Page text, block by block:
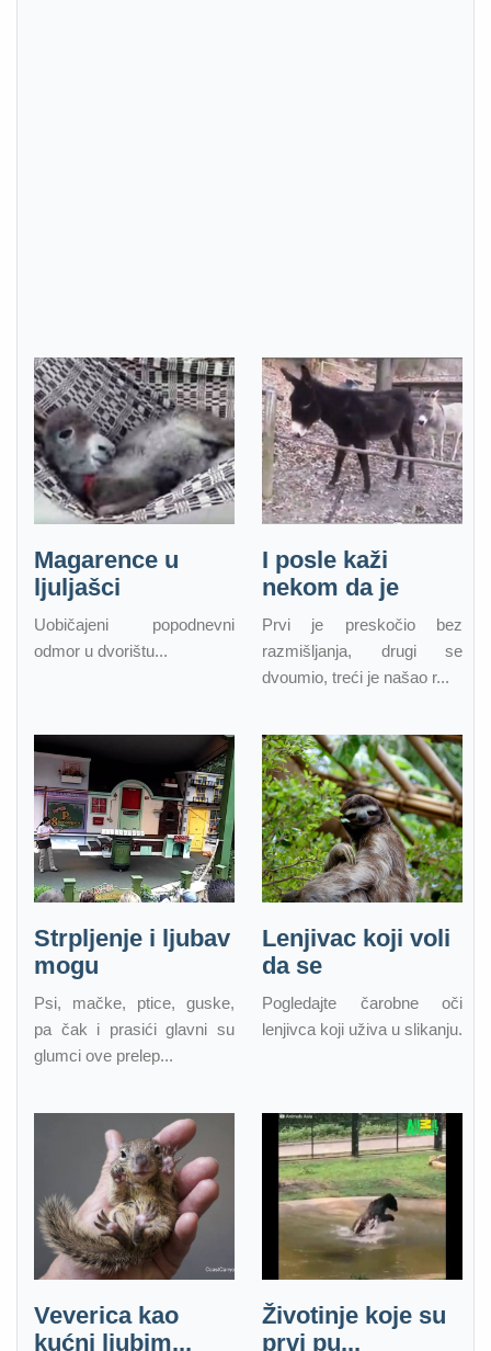
Magarence u
ljuljašci
Uobičajeni popodnevni
odmor u dvorištu...
I posle kaži
nekom da je
Prvi je preskočio bez
razmišljanja, drugi se
dvoumio, treći je našao r...
Strpljenje i ljubav
mogu
Psi, mačke, ptice, guske,
pa čak i prasići glavni su
glumci ove prelep...
Lenjivac koji voli
da se
Pogledajte čarobne oči
lenjivca koji uživa u slikanju.
Veverica kao
kućni ljubim...
Životinje koje su
prvi pu...